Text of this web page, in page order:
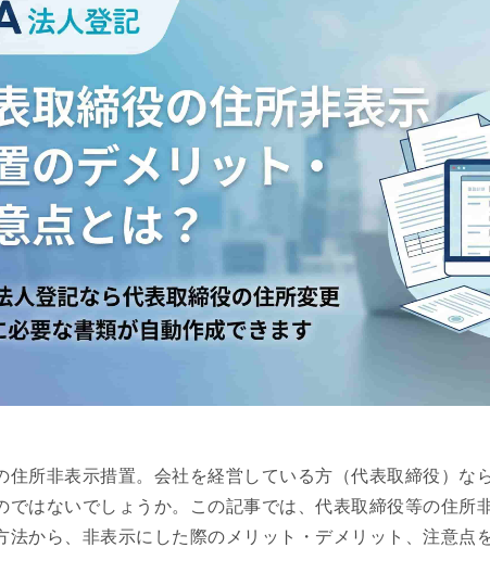
住所非表示措置。会社を経営している方（代表取締役）な
ではないでしょうか。この記事では、代表取締役等の住所
法から、非表示にした際のメリット・デメリット、注意点